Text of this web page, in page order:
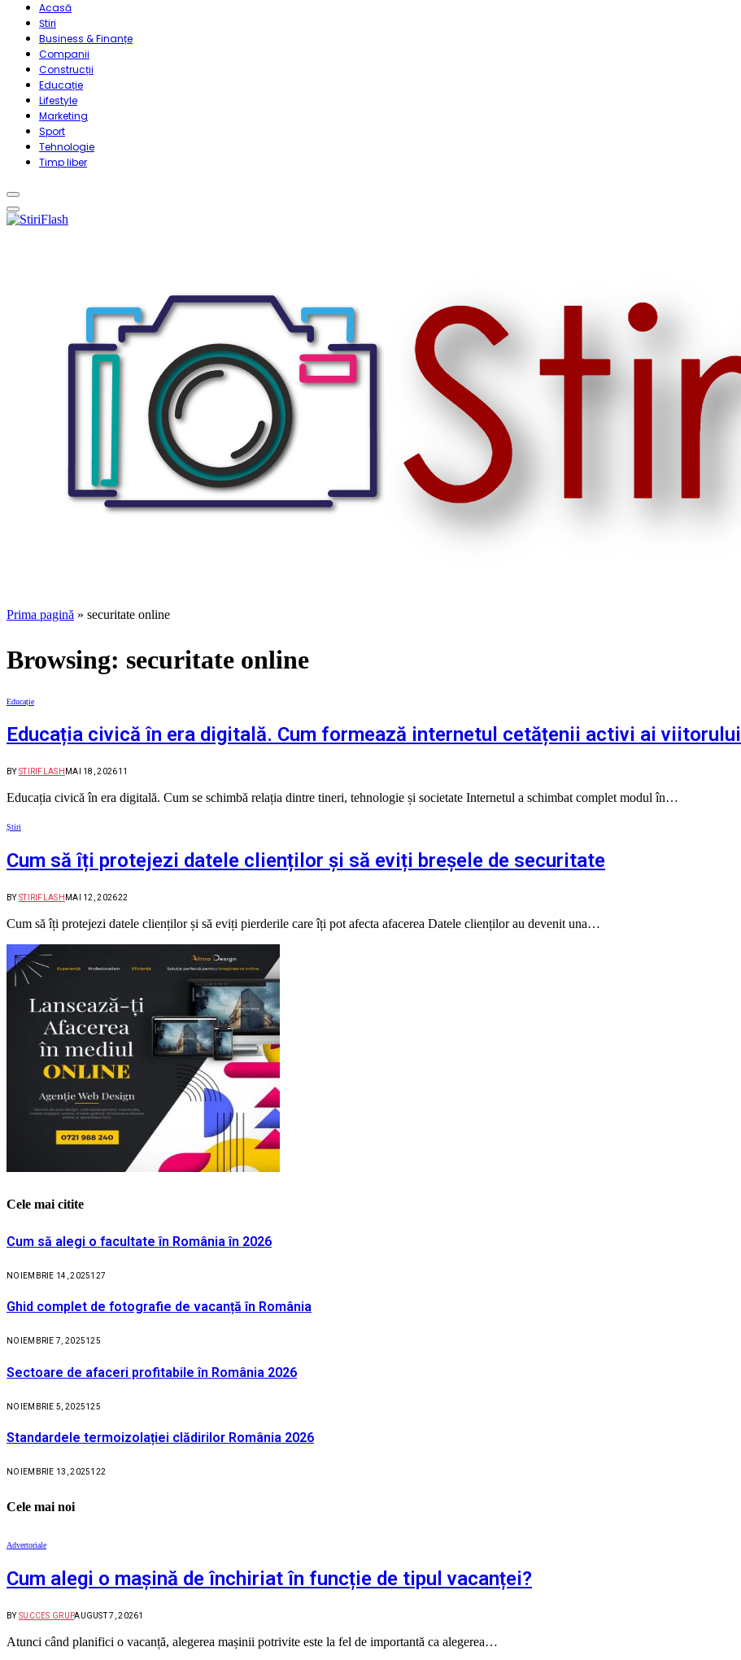
Acasă
Știri
Business & Finanțe
Companii
Construcții
Educație
Lifestyle
Marketing
Sport
Tehnologie
Timp liber
Prima pagină » securitate online
Browsing: securitate online
Educație
Educația civică în era digitală. Cum formează internetul cetățenii activi ai viitorului
BY STIRIFLASH MAI 18, 202611
Educația civică în era digitală. Cum se schimbă relația dintre tineri, tehnologie și societate Internetul a schimbat complet modul în…
Știri
Cum să îți protejezi datele clienților și să eviți breșele de securitate
BY STIRIFLASH MAI 12, 202622
Cum să îți protejezi datele clienților și să eviți pierderile care îți pot afecta afacerea Datele clienților au devenit una…
Cele mai citite
Cum să alegi o facultate în România în 2026
NOIEMBRIE 14, 2025127
Ghid complet de fotografie de vacanță în România
NOIEMBRIE 7, 2025125
Sectoare de afaceri profitabile în România 2026
NOIEMBRIE 5, 2025125
Standardele termoizolației clădirilor România 2026
NOIEMBRIE 13, 2025122
Cele mai noi
Advertoriale
Cum alegi o mașină de închiriat în funcție de tipul vacanței?
BY SUCCES GRUPAUGUST 7, 20261
Atunci când planifici o vacanță, alegerea mașinii potrivite este la fel de importantă ca alegerea…